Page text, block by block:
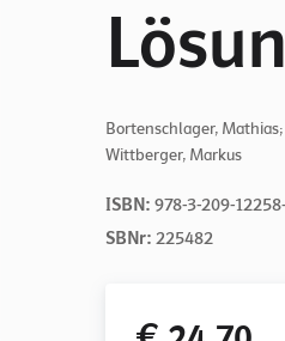
Bortenschlager, Mathias;
Wittberger, Markus
ISBN: 978-3-209-
SBNr: 225482